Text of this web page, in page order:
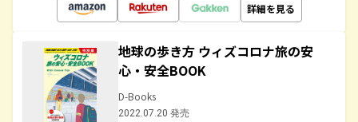
詳細を見る
地球の歩き方 ウィズコロナ旅の安
心・安全BOOK
D-Books
2022.07.20 発売